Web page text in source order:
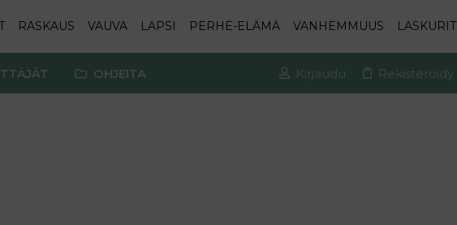
RASKAUS VAUVA LAPSI PERHE-ELÄMÄ VANHEMMUUS LASKURIT
OHJEITA Kirjaudu Rekisteröidy